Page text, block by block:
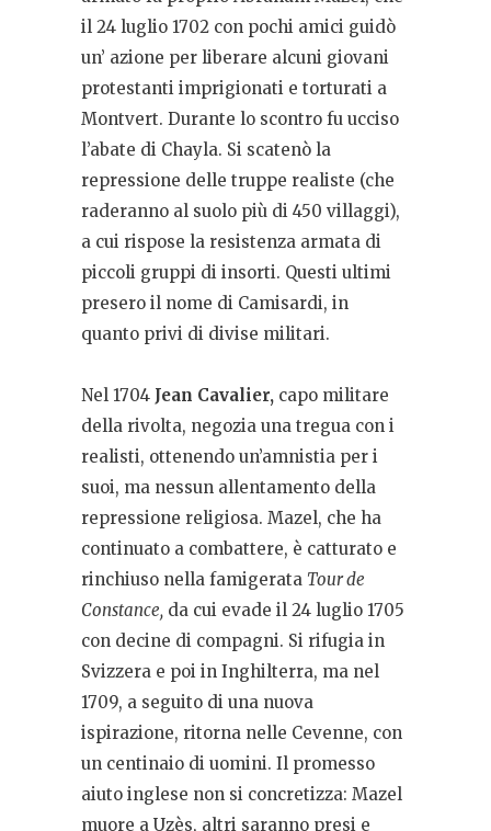
il 24 luglio 1702 con pochi amici guidò
un’ azione per liberare alcuni giovani
protestanti imprigionati e torturati a
Montvert. Durante lo scontro fu ucciso
l’abate di Chayla. Si scatenò la
repressione delle truppe realiste (che
raderanno al suolo più di 450 villaggi),
a cui rispose la resistenza armata di
piccoli gruppi di insorti. Questi ultimi
presero il nome di Camisardi, in
quanto privi di divise militari.
Nel 1704 Jean Cavalier, capo militare
della rivolta, negozia una tregua con i
realisti, ottenendo un’amnistia per i
suoi, ma nessun allentamento della
repressione religiosa. Mazel, che ha
continuato a combattere, è catturato e
rinchiuso nella famigerata Tour de
Constance, da cui evade il 24 luglio 1705
con decine di compagni. Si rifugia in
Svizzera e poi in Inghilterra, ma nel
1709, a seguito di una nuova
ispirazione, ritorna nelle Cevenne, con
un centinaio di uomini. Il promesso
aiuto inglese non si concretizza: Mazel
muore a Uzès, altri saranno presi e